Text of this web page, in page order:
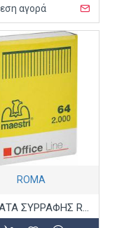
αγορά
ROMA
ΣΥΡΜΑΤΑ ΣΥΡΡΑΦΗΣ ROMA 64